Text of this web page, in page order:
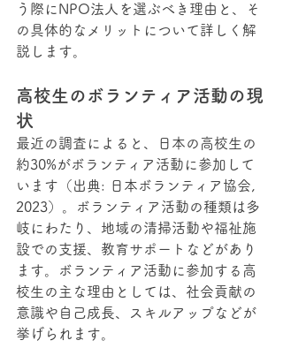
う際にNPO法人を選ぶべき理由と、そ
の具体的なメリットについて詳しく解
説します。
高校生のボランティア活動の現
状
最近の調査によると、日本の高校生の
約30%がボランティア活動に参加して
います（出典: 日本ボランティア協会,
2023）。ボランティア活動の種類は多
岐にわたり、地域の清掃活動や福祉施
設での支援、教育サポートなどがあり
ます。ボランティア活動に参加する高
校生の主な理由としては、社会貢献の
意識や自己成長、スキルアップなどが
挙げられます。